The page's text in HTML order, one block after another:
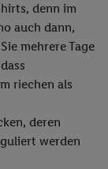
denn im
auch dann,
mehrere Tage
riechen als
deren
werden